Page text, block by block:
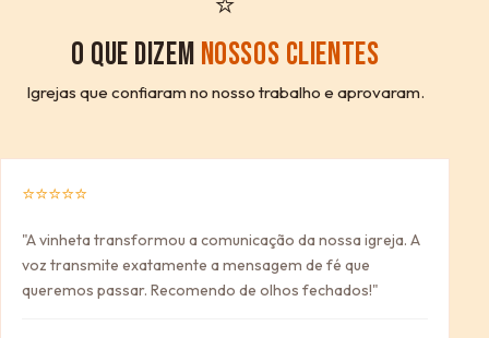
O QUE DIZEM NOSSOS CLIENTES
Igrejas que confiaram no nosso trabalho e aprovaram.
⭐⭐⭐⭐⭐
"A vinheta transformou a comunicação da nossa igreja. A
voz transmite exatamente a mensagem de fé que
queremos passar. Recomendo de olhos fechados!"